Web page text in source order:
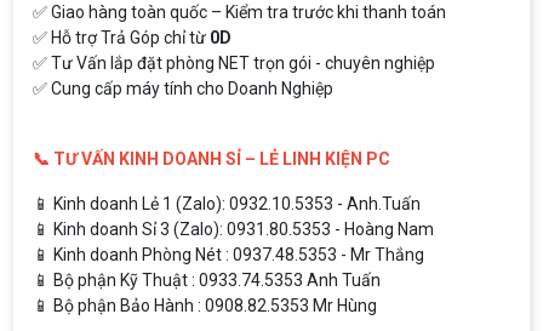
✅ Giao hàng toàn quốc – Kiểm tra trước khi thanh toán
✅ Hỗ trợ Trả Góp chỉ từ 0D
✅ Tư Vấn lắp đặt phòng NET trọn gói - chuyên nghiệp
✅ Cung cấp máy tính cho Doanh Nghiệp
📞 TƯ VẤN KINH DOANH SỈ – LẺ LINH KIỆN PC
📱 Kinh doanh Lẻ 1 (Zalo): 0932.10.5353 - Anh.Tuấn
📱 Kinh doanh Sỉ 3 (Zalo): 0931.80.5353 - Hoàng Nam
📱 Kinh doanh Phòng Nét : 0937.48.5353 - Mr Thắng
📱 Bộ phận Kỹ Thuật : 0933.74.5353 Anh Tuấn
📱 Bộ phận Bảo Hành : 0908.82.5353 Mr Hùng